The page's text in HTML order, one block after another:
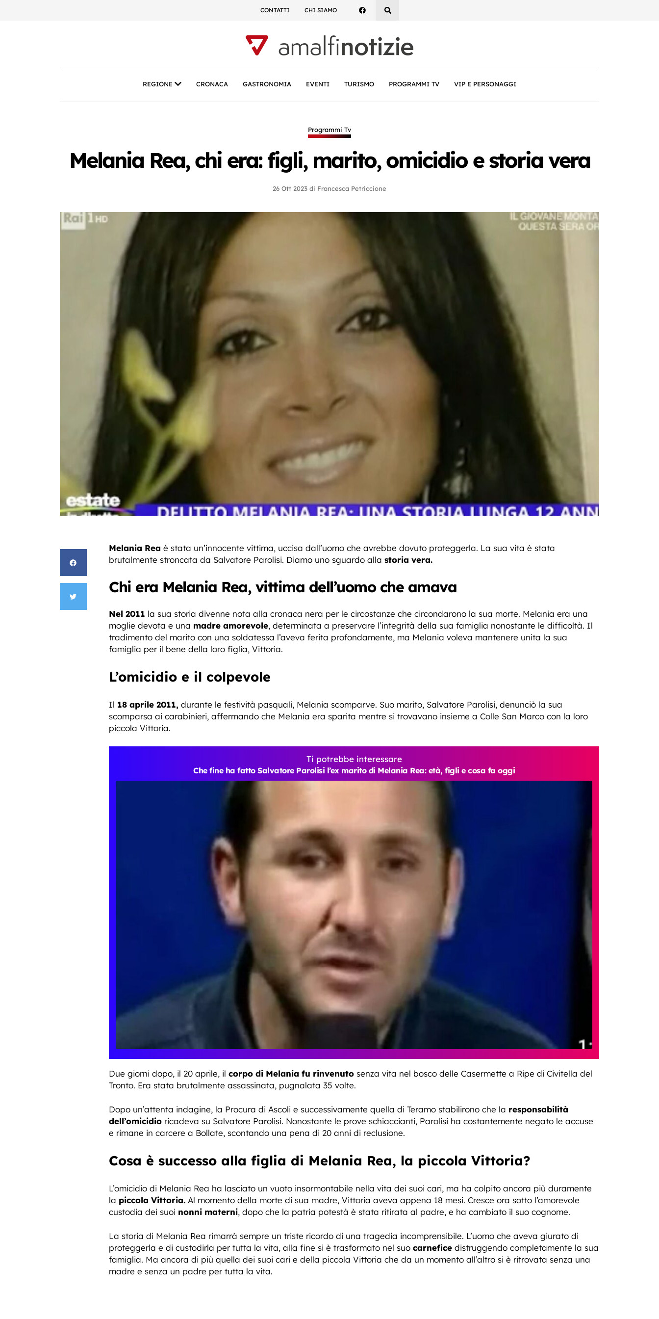
CONTATTI CHI SIAMO
REGIONE CRONACA GASTRONOMIA EVENTI TURISMO PROGRAMMI TV VIP E PERSONAGGI
Programmi Tv
Melania Rea, chi era: figli, marito, omicidio e storia vera
26 Ott 2023 di Francesca Petriccione
Melania Rea è stata un’innocente vittima, uccisa dall’uomo che avrebbe dovuto proteggerla. La sua vita è stata
brutalmente stroncata da Salvatore Parolisi. Diamo uno sguardo alla storia vera.
Chi era Melania Rea, vittima dell’uomo che amava
Nel 2011 la sua storia divenne nota alla cronaca nera per le circostanze che circondarono la sua morte. Melania era una
moglie devota e una madre amorevole, determinata a preservare l’integrità della sua famiglia nonostante le difficoltà. Il
tradimento del marito con una soldatessa l’aveva ferita profondamente, ma Melania voleva mantenere unita la sua
famiglia per il bene della loro figlia, Vittoria.
L’omicidio e il colpevole
Il 18 aprile 2011, durante le festività pasquali, Melania scomparve. Suo marito, Salvatore Parolisi, denunciò la sua
scomparsa ai carabinieri, affermando che Melania era sparita mentre si trovavano insieme a Colle San Marco con la loro
piccola Vittoria.
Ti potrebbe interessare
Che fine ha fatto Salvatore Parolisi l’ex marito di Melania Rea: età, figli e cosa fa oggi
Due giorni dopo, il 20 aprile, il corpo di Melania fu rinvenuto senza vita nel bosco delle Casermette a Ripe di Civitella del
Tronto. Era stata brutalmente assassinata, pugnalata 35 volte.
Dopo un’attenta indagine, la Procura di Ascoli e successivamente quella di Teramo stabilirono che la responsabilità
dell’omicidio ricadeva su Salvatore Parolisi. Nonostante le prove schiaccianti, Parolisi ha costantemente negato le accuse
e rimane in carcere a Bollate, scontando una pena di 20 anni di reclusione.
Cosa è successo alla figlia di Melania Rea, la piccola Vittoria?
L’omicidio di Melania Rea ha lasciato un vuoto insormontabile nella vita dei suoi cari, ma ha colpito ancora più duramente
la piccola Vittoria. Al momento della morte di sua madre, Vittoria aveva appena 18 mesi. Cresce ora sotto l’amorevole
custodia dei suoi nonni materni, dopo che la patria potestà è stata ritirata al padre, e ha cambiato il suo cognome.
La storia di Melania Rea rimarrà sempre un triste ricordo di una tragedia incomprensibile. L’uomo che aveva giurato di
proteggerla e di custodirla per tutta la vita, alla fine si è trasformato nel suo carnefice distruggendo completamente la sua
famiglia. Ma ancora di più quella dei suoi cari e della piccola Vittoria che da un momento all’altro si è ritrovata senza una
madre e senza un padre per tutta la vita.